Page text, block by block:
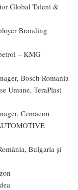
Global Talent &
Branding
– KMG
Bosch Romania
Umane, TeraPlast
Cemacon
Bulgaria și